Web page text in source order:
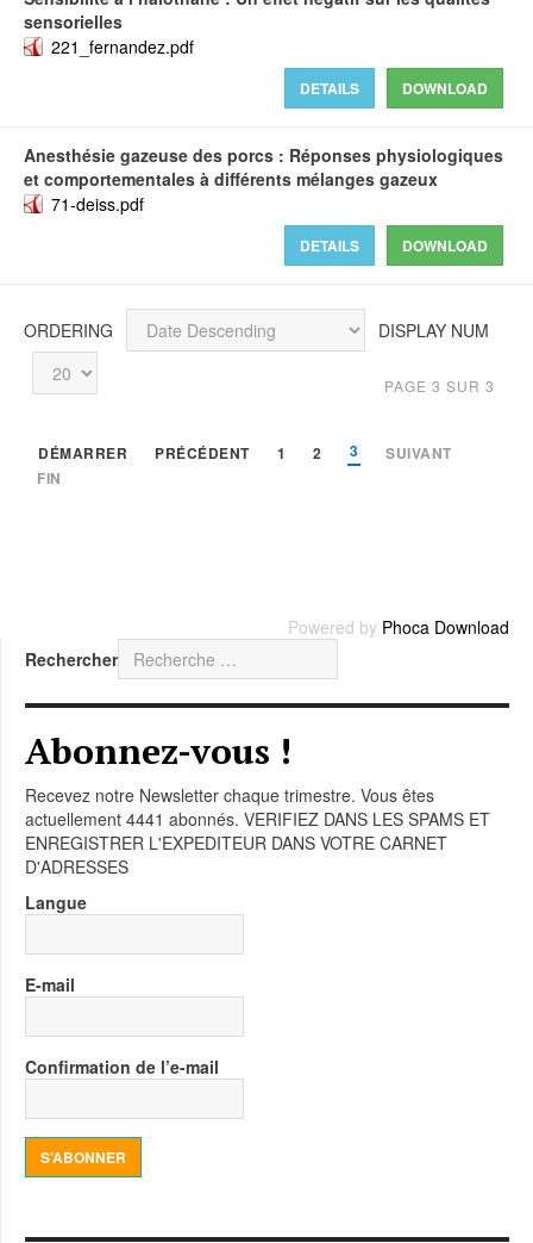
sensorielles
221_fernandez.pdf
DOWNLOAD
DETAILS
Anesthésie gazeuse des porcs : Réponses physiologiques
et comportementales à différents mélanges gazeux
71-deiss.pdf
DOWNLOAD
DETAILS
ORDERING DISPLAY NUM
PAGE 3 SUR 3
DÉMARRER PRÉCÉDENT 1 2 3
SUIVANT
FIN
Powered by Phoca Download
Rechercher
Abonnez-vous !
Recevez notre Newsletter chaque trimestre. Vous êtes
actuellement 4441 abonnés. VERIFIEZ DANS LES SPAMS ET
ENREGISTRER L'EXPEDITEUR DANS VOTRE CARNET
D'ADRESSES
Langue
E-mail
Confirmation de l’e-mail
S’ABONNER